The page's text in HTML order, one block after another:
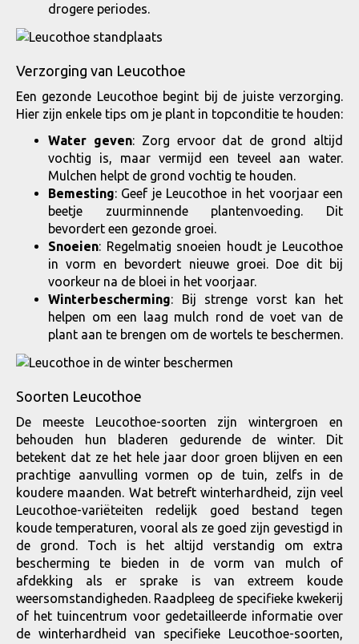
drogere periodes.
Verzorging van Leucothoe
Een gezonde Leucothoe begint bij de juiste verzorging.
Hier zijn enkele tips om je plant in topconditie te houden:
Water geven: Zorg ervoor dat de grond altijd
vochtig is, maar vermijd een teveel aan water.
Mulchen helpt de grond vochtig te houden.
Bemesting: Geef je Leucothoe in het voorjaar een
beetje zuurminnende plantenvoeding. Dit
bevordert een gezonde groei.
Snoeien: Regelmatig snoeien houdt je Leucothoe
in vorm en bevordert nieuwe groei. Doe dit bij
voorkeur na de bloei in het voorjaar.
Winterbescherming: Bij strenge vorst kan het
helpen om een laag mulch rond de voet van de
plant aan te brengen om de wortels te beschermen.
Soorten Leucothoe
De meeste Leucothoe-soorten zijn wintergroen en
behouden hun bladeren gedurende de winter. Dit
betekent dat ze het hele jaar door groen blijven en een
prachtige aanvulling vormen op de tuin, zelfs in de
koudere maanden. Wat betreft winterhardheid, zijn veel
Leucothoe-variëteiten redelijk goed bestand tegen
koude temperaturen, vooral als ze goed zijn gevestigd in
de grond. Toch is het altijd verstandig om extra
bescherming te bieden in de vorm van mulch of
afdekking als er sprake is van extreem koude
weersomstandigheden. Raadpleeg de specifieke kwekerij
of het tuincentrum voor gedetailleerde informatie over
de winterhardheid van specifieke Leucothoe-soorten,